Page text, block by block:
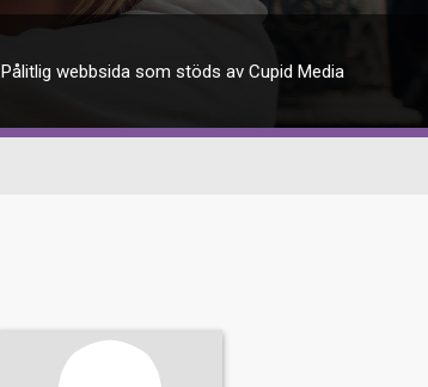
Pålitlig webbsida som stöds av Cupid Media